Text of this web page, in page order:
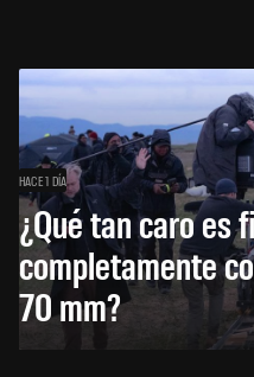
HACE 1 DÍA
¿Qué tan caro es
completamente
70 mm?